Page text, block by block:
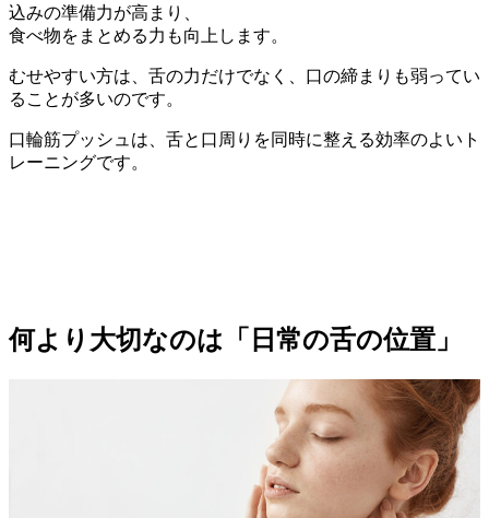
込みの準備力が高まり、
食べ物をまとめる力も向上します。
むせやすい方は、舌の力だけでなく、口の締まりも弱ってい
ることが多いのです。
口輪筋プッシュは、舌と口周りを同時に整える効率のよいト
レーニングです。
何より大切なのは「日常の舌の位置」